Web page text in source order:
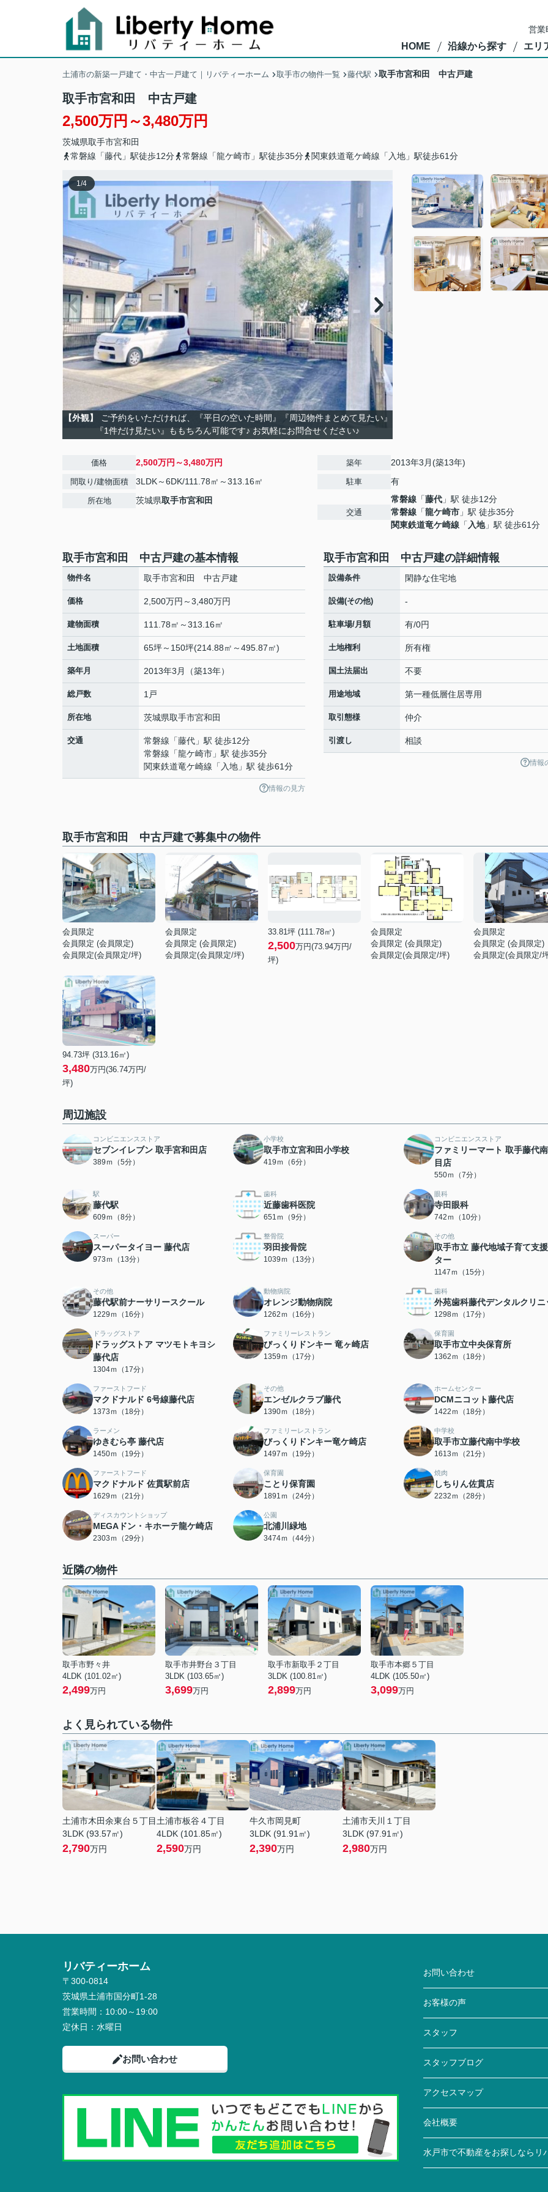
営
HOME 沿線から探す エリ
土浦市の新築一戸建て・中古一戸建て｜リバティーホーム 取手市の物件一覧 藤代駅 取手市宮和田 中古戸建
取手市宮和田 中古戸建
2,500万円～3,480万円
茨城県取手市宮和田
常磐線「藤代」駅徒歩12分
常磐線「龍ケ崎市」駅徒歩35分 関東鉄道竜ケ崎線「入地」駅徒歩61分
1/4
【外観】
ご予約をいただければ、『平日の空いた時間』『周辺物件まとめて見たい』
『1件だけ見たい』ももちろん可能です♪ お気軽にお問合せください♪
価格 2,500万円～3,480万円
間取り/建物面積 3LDK～6DK/111.78㎡～313.16㎡
所在地 茨城県取手市宮和田
築年 2013年3月(築13年)
駐車 有
交通
常磐線 「藤代 」駅 徒歩12分
常磐線 「龍ケ崎市 」駅 徒歩35分
関東鉄道竜ケ崎線 「 入地」駅 徒歩61分
取手市宮和田 中古戸建の基本情報
物件名 取手市宮和田 中古戸建
価格 2,500万円～3,480万円
建物面積 111.78㎡～313.16㎡
土地面積 65坪～150坪(214.88㎡～495.87㎡)
築年月 2013年3月（築13年）
総戸数 1戸
所在地 茨城県取手市宮和田
交通 常磐線 「藤代 」駅 徒歩12分
常磐線 「龍ケ崎市 」駅 徒歩35分
関東鉄道竜ケ崎線 「 入地 」駅 徒歩61分
情報の見方
取手市宮和田 中古戸建の詳細情報
設備条件 閑静な住宅地
設備(その他) -
駐車場/月額 有/0円
土地権利 所有権
国土法届出 不要
用途地域 第一種低層住居専用
取引態様 仲介
引渡し 相談
情報
取手市宮和田 中古戸建で募集中の物件
会員限定
会員限定 (会員限定)
会員限定(会員限定/坪)
会員限定
会員限定 (会員限定)
会員限定(会員限定/坪)
33.81坪 (111.78㎡)
2,500万円(73.94万円/
坪)
会員限定
会員限定 (会員限定)
会員限定(会員限定/坪)
会員限定
会員限定 (会員限定)
会員限定(会員限定/
94.73坪 (313.16㎡)
3,480万円(36.74万円/
坪)
周辺施設
コンビニエンスストア
セブンイレブン 取手宮和田店
389ｍ（5分）
小学校
取手市立宮和田小学校
419ｍ（6分）
コンビニエンスストア
ファミリーマート 取手藤代
目店
550ｍ（7分）
駅
藤代駅
609ｍ（8分）
歯科
近藤歯科医院
651ｍ（9分）
眼科
寺田眼科
742ｍ（10分）
スーパー
スーパータイヨー 藤代店
973ｍ（13分）
整骨院
羽田接骨院
1039ｍ（13分）
その他
取手市立 藤代地域子育て支
ター
1147ｍ（15分）
その他
藤代駅前ナーサリースクール
1229ｍ（16分）
動物病院
オレンジ動物病院
1262ｍ（16分）
歯科
外苑歯科藤代デンタルクリニ
1298ｍ（17分）
ドラッグストア
ドラッグストア マツモトキヨシ
藤代店
1304ｍ（17分）
ファミリーレストラン
びっくりドンキー 竜ヶ崎店
1359ｍ（17分）
保育園
取手市立中央保育所
1362ｍ（18分）
ファーストフード
マクドナルド 6号線藤代店
1373ｍ（18分）
その他
エンゼルクラブ藤代
1390ｍ（18分）
ホームセンター
DCMニコット藤代店
1422ｍ（18分）
ラーメン
ゆきむら亭 藤代店
1450ｍ（19分）
ファミリーレストラン
びっくりドンキー竜ケ崎店
1497ｍ（19分）
中学校
取手市立藤代南中学校
1613ｍ（21分）
ファーストフード
マクドナルド 佐貫駅前店
1629ｍ（21分）
保育園
ことり保育園
1891ｍ（24分）
焼肉
しちりん佐貫店
2232ｍ（28分）
ディスカウントショップ
MEGAドン・キホーテ龍ケ崎店
2303ｍ（29分）
公園
北浦川緑地
3474ｍ（44分）
近隣の物件
取手市野々井
4LDK (101.02㎡)
2,499万円
取手市井野台３丁目
3LDK (103.65㎡)
3,699万円
取手市新取手２丁目
3LDK (100.81㎡)
2,899万円
取手市本郷５丁目
4LDK (105.50㎡)
3,099万円
よく見られている物件
土浦市木田余東台５丁目
3LDK (93.57㎡)
2,790万円
土浦市板谷４丁目
4LDK (101.85㎡)
2,590万円
牛久市岡見町
3LDK (91.91㎡)
2,390万円
土浦市天川１丁目
3LDK (97.91㎡)
2,980万円
リバティーホーム
〒300-0814
茨城県土浦市国分町1-28
営業時間： 10:00～19:00
定休日： 水曜日
お問い合わせ
お問い合わせ
お客様の声
スタッフ
スタッフブログ
アクセスマップ
会社概要
水戸市で不動産をお探しなら